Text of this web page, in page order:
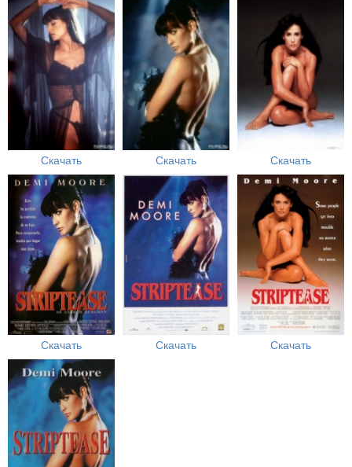
Скачать Скачать Скачать
Скачать Скачать Скачать